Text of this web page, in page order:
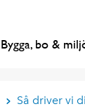
Bygga, bo &
Så driver vi